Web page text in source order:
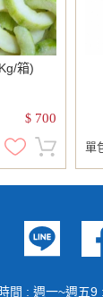
箱)
$ 700
單
間 : 週一~週五9